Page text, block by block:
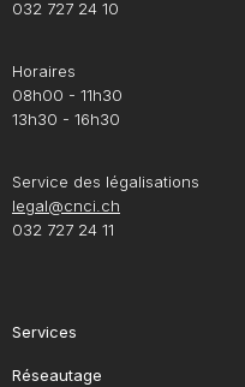
032 727 24 10
Horaires
08h00 - 11h30
13h30 - 16h30
Service des légalisations
legal@cnci.ch
032 727 24 11
Services
Réseautage